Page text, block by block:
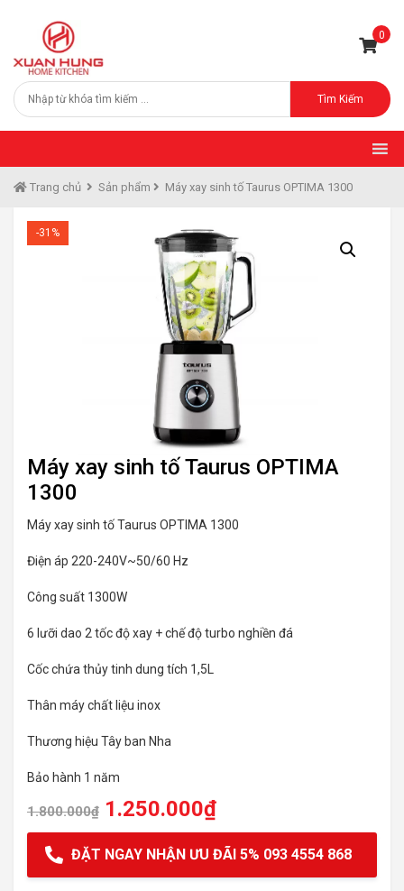
0
Tìm Kiếm
Trang chủ Sản phẩm Máy xay sinh tố Taurus OPTIMA 1300
-31%
Máy xay sinh tố Taurus OPTIMA
1300
Máy xay sinh tố Taurus OPTIMA 1300
Điện áp 220-240V~50/60 Hz
Công suất 1300W
6 lưỡi dao 2 tốc độ xay + chế độ turbo nghiền đá
Cốc chứa thủy tinh dung tích 1,5L
Thân máy chất liệu inox
Thương hiệu Tây ban Nha
Bảo hành 1 năm
1.800.000₫ 1.250.000₫
ĐẶT NGAY NHẬN ƯU ĐÃI 5% 093 4554 868